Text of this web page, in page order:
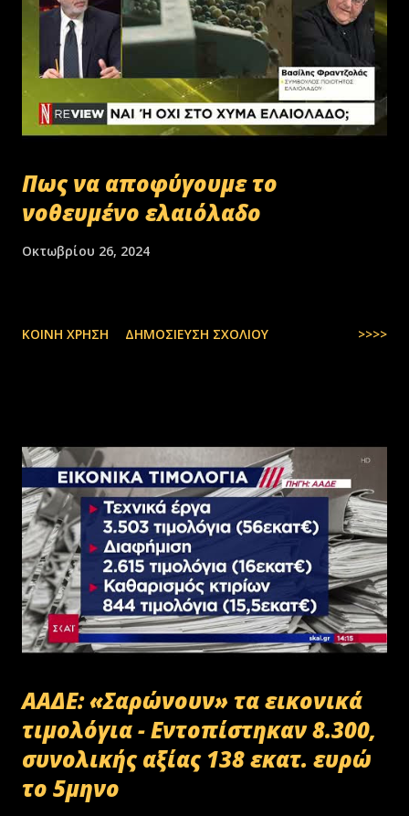
Πως να αποφύγουμε το
νοθευμένο ελαιόλαδο
Οκτωβρίου 26, 2024
ΚΟΙΝΉ ΧΡΉΣΗ ΔΗΜΟΣΊΕΥΣΗ ΣΧΟΛΊΟΥ >>>>
ΑΑΔΕ: «Σαρώνουν» τα εικονικά
τιμολόγια - Εντοπίστηκαν 8.300,
συνολικής αξίας 138 εκατ. ευρώ
το 5μηνο